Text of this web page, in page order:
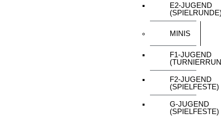
E2-JUGEND
MINIS
F1-JUGEND
F2-JUGEND
(SPIELFESTE)
G-JUGEND
(SPIELFESTE)